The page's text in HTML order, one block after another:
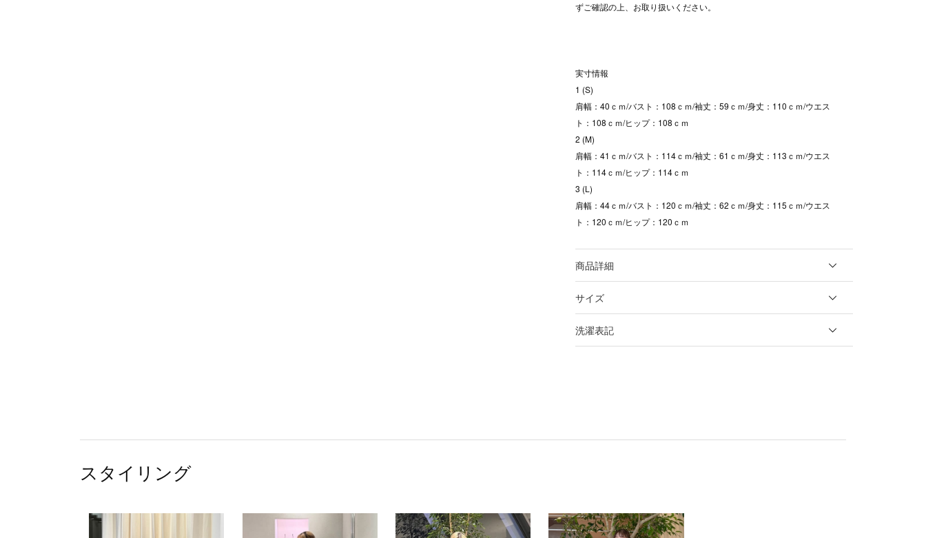
ずご確認の上、お取り扱いください。
実寸情報
1 (S)
肩幅：40ｃｍ/バスト：108ｃｍ/袖丈：59ｃｍ/身丈：110ｃｍ/ウエス
ト：108ｃｍ/ヒップ：108ｃｍ
2 (M)
肩幅：41ｃｍ/バスト：114ｃｍ/袖丈：61ｃｍ/身丈：113ｃｍ/ウエス
ト：114ｃｍ/ヒップ：114ｃｍ
3 (L)
肩幅：44ｃｍ/バスト：120ｃｍ/袖丈：62ｃｍ/身丈：115ｃｍ/ウエス
ト：120ｃｍ/ヒップ：120ｃｍ
商品詳細
サイズ
洗濯表記
スタイリング